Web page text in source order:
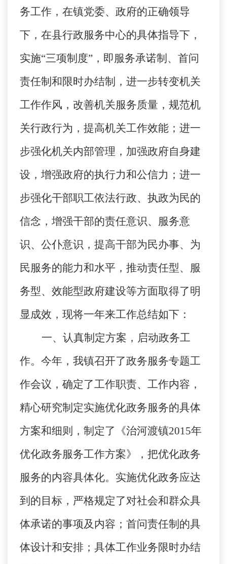
务工作，在镇党委、政府的正确领导
下，在县行政服务中心的具体指导下，
实施“三项制度”，即服务承诺制、首问
责任制和限时办结制，进一步转变机关
工作作风，改善机关服务质量，规范机
关行政行为，提高机关工作效能；进一
步强化机关内部管理，加强政府自身建
设，增强政府的执行力和公信力；进一
步强化干部职工依法行政、执政为民的
信念，增强干部的责任意识、服务意
识、公仆意识，提高干部为民办事、为
民服务的能力和水平，推动责任型、服
务型、效能型政府建设等方面取得了明
显成效，现将一年来工作总结如下：
一、认真制定方案，启动政务工
作。 今年，我镇召开了政务服务专题工
作会议，确定了工作职责、工作内容，
精心研究制定实施优化政务服务的具体
方案和细则，制定了《治河渡镇2015年
优化政务服务工作方案》，把优化政务
服务的内容具体化。实施优化政务应达
到的目标，严格规定了对社会和群众具
体承诺的事项及内容；首问责任制的具
体设计和安排；具体工作业务限时办结